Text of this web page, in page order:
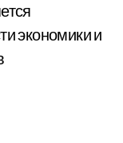
экономики и